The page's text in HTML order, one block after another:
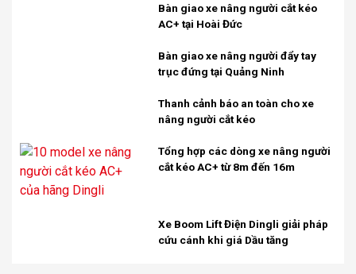
Bàn giao xe nâng người cắt kéo
AC+ tại Hoài Đức
Bàn giao xe nâng người đẩy tay
trục đứng tại Quảng Ninh
Thanh cảnh báo an toàn cho xe
nâng người cắt kéo
Tổng hợp các dòng xe nâng người
cắt kéo AC+ từ 8m đến 16m
Xe Boom Lift Điện Dingli giải pháp
cứu cánh khi giá Dầu tăng